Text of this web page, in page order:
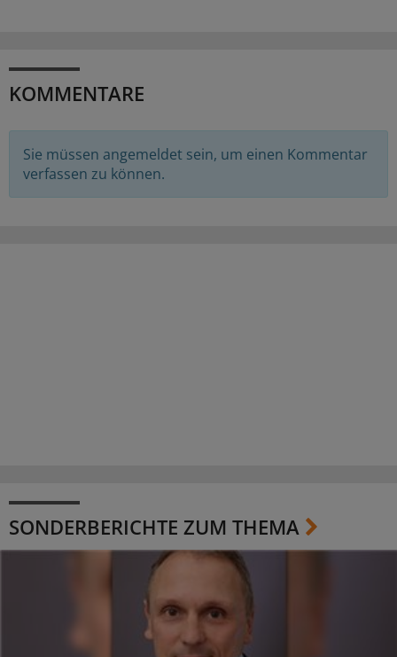
KOMMENTARE
Sie müssen angemeldet sein, um einen Kommentar
verfassen zu können.
SONDERBERICHTE ZUM THEMA